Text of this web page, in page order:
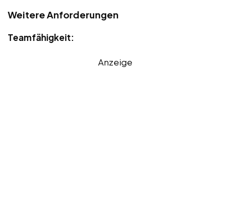
Weitere Anforderungen
Teamfähigkeit:
Anzeige